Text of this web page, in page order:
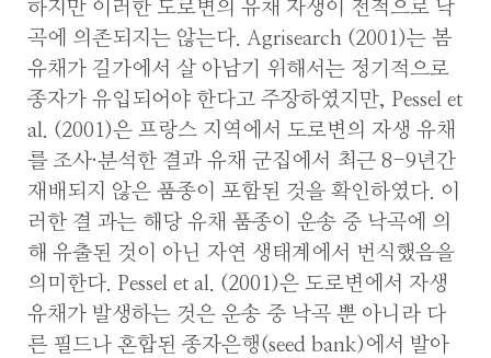
하지만 이러한 도로변의 유채 자생이 전적으로 낙
곡에 의존되지는 않는다. Agrisearch (2001)는 봄
유채가 길가에서 살 아남기 위해서는 정기적으로
종자가 유입되어야 한다고 주장하였지만, Pessel et
al. (2001)은 프랑스 지역에서 도로변의 자생 유채
를 조사·분석한 결과 유채 군집에서 최근 8-9년간
재배되지 않은 품종이 포함된 것을 확인하였다. 이
러한 결 과는 해당 유채 품종이 운송 중 낙곡에 의
해 유출된 것이 아닌 자연 생태계에서 번식했음을
의미한다. Pessel et al. (2001)은 도로변에서 자생
유채가 발생하는 것은 운송 중 낙곡 뿐 아니라 다
른 필드나 혼합된 종자은행(seed bank)에서 발아